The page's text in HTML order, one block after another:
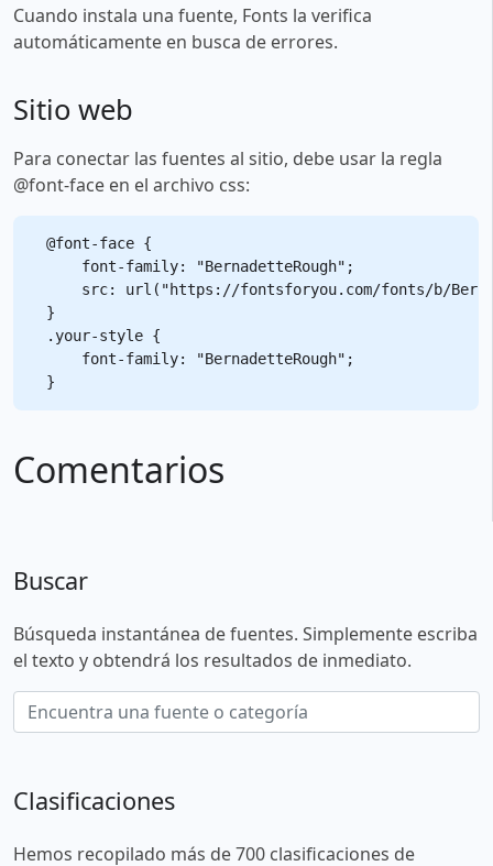
Cuando instala una fuente, Fonts la verifica
automáticamente en busca de errores.
Sitio web
Para conectar las fuentes al sitio, debe usar la regla
@font-face en el archivo css:
@font-face {
    font-family: "BernadetteRough";
src: url("https://fontsforyou.com/fonts/b/
}
.your-style {
    font-family: "BernadetteRough";
Comentarios
Buscar
Búsqueda instantánea de fuentes. Simplemente escriba
el texto y obtendrá los resultados de inmediato.
Clasificaciones
Hemos recopilado más de 700 clasificaciones de